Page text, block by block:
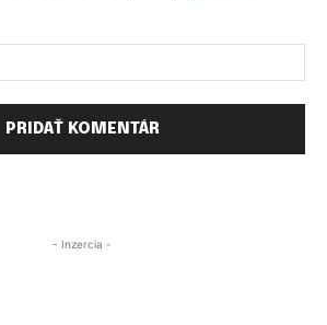
- Inzercia -